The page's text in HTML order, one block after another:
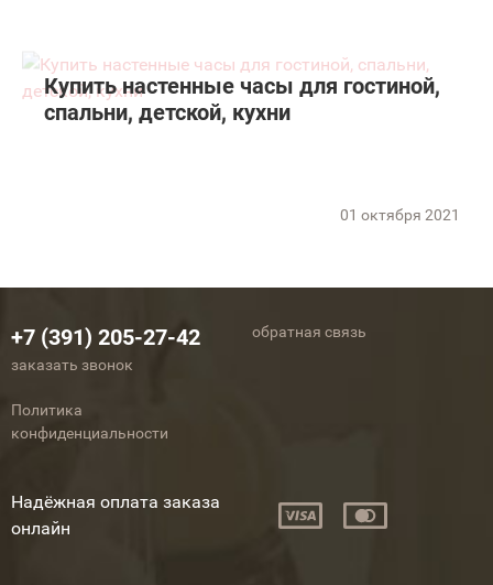
Купить настенные часы для гостиной,
спальни, детской, кухни
01 октября 2021
+7 (391) 205-27-42
заказать звонок
обратная связь
Политика
конфиденциальности
Надёжная оплата заказа
онлайн